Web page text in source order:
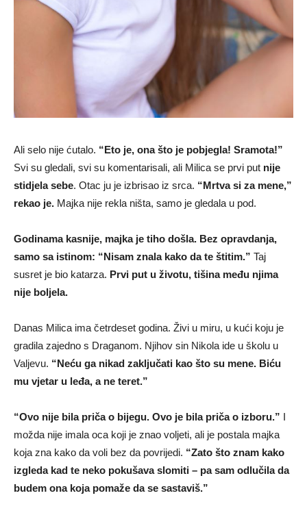
Ali selo nije ćutalo. “Eto je, ona što je pobjegla! Sramota!”
Svi su gledali, svi su komentarisali, ali Milica se prvi put nije
stidjela sebe. Otac ju je izbrisao iz srca. “Mrtva si za mene,”
rekao je. Majka nije rekla ništa, samo je gledala u pod.
Godinama kasnije, majka je tiho došla. Bez opravdanja,
samo sa istinom: “Nisam znala kako da te štitim.” Taj
susret je bio katarza. Prvi put u životu, tišina među njima
nije boljela.
Danas Milica ima četrdeset godina. Živi u miru, u kući koju je
gradila zajedno s Draganom. Njihov sin Nikola ide u školu u
Valjevu. “Neću ga nikad zaključati kao što su mene. Biću
mu vjetar u leđa, a ne teret.”
“Ovo nije bila priča o bijegu. Ovo je bila priča o izboru.” I
možda nije imala oca koji je znao voljeti, ali je postala majka
koja zna kako da voli bez da povrijedi. “Zato što znam kako
izgleda kad te neko pokušava slomiti – pa sam odlučila da
budem ona koja pomaže da se sastaviš.”